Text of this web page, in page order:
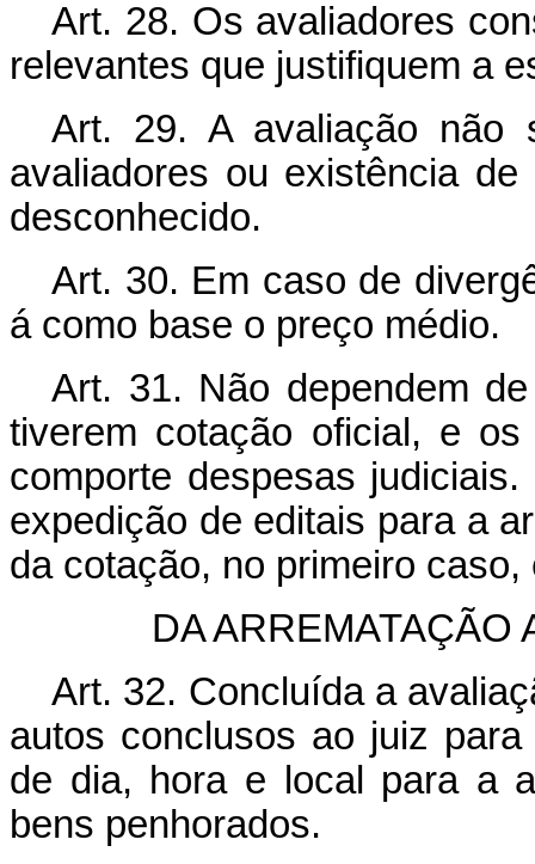
Art. 28. Os avaliadores
relevantes que justifiquem a
Art. 29. A avaliação não
avaliadores ou existência
desconhecido.
Art. 30. Em caso de
á como base o preço médio.
Art. 31. Não dependem
tiverem cotação oficial, e
comporte despesas
expedição de editais para a
da cotação, no primeiro
DA
Art. 32. Concluída a
autos conclusos ao juiz
de dia, hora e local para a
bens penhorados.